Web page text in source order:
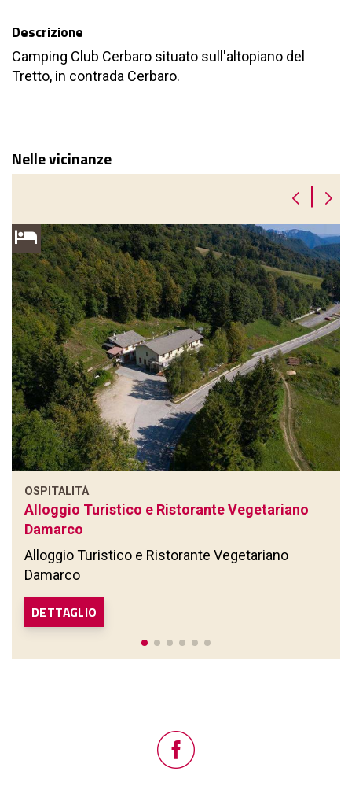
Descrizione
Camping Club Cerbaro situato sull'altopiano del
Tretto, in contrada Cerbaro.
Nelle vicinanze
OSPITALITÀ
Alloggio Turistico e Ristorante Vegetariano
Damarco
Alloggio Turistico e Ristorante Vegetariano
Damarco
DETTAGLIO
|